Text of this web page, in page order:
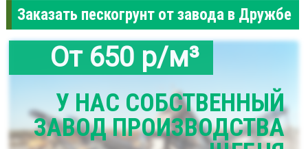
Заказать пескогрунт от завода в Дружбе
От 650 р/м³
У НАС СОБСТВЕННЫЙ
ЗАВОД ПРОИЗВОДСТВА